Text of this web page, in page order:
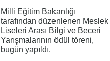
Milli Eğitim Bakanlığı
tarafından düzenlenen Meslek
Liseleri Arası Bilgi ve Beceri
Yarışmalarının ödül töreni,
bugün yapıldı.